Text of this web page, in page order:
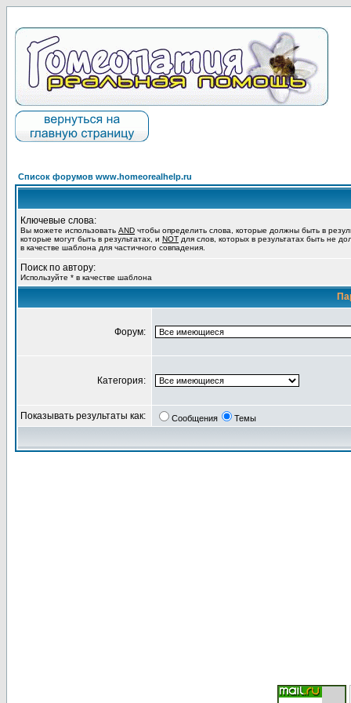
Список форумов www.homeorealhelp.ru
Ключевые слова:
Вы можете использовать AND чтобы определить слова, которые должны быть в
которые могут быть в результатах, и NOT для слов, которых в результатах быть не
в качестве шаблона для частичного совпадения.
Поиск по автору:
Используйте * в качестве шаблона
Форум:
Категория:
Показывать результаты как: Сообщения Темы